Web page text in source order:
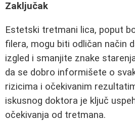
Zaključak
Estetski tretmani lica, poput
filera, mogu biti odličan način
izgled i smanjite znake
da se dobro informišete o
rizicima i očekivanim
iskusnog doktora je ključ
očekivanja od tretmana.